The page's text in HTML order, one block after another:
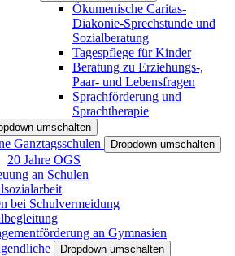
Ökumenische Caritas-
Diakonie-Sprechstunde und
Sozialberatung
Tagespflege für Kinder
Beratung zu Erziehungs-,
Paar- und Lebensfragen
Sprachförderung und
Sprachtherapie
umschalten
Ganztagsschulen Dropdown umschalten
20 Jahre OGS
an Schulen
bei Schulvermeidung
an Gymnasien
Dropdown umschalten